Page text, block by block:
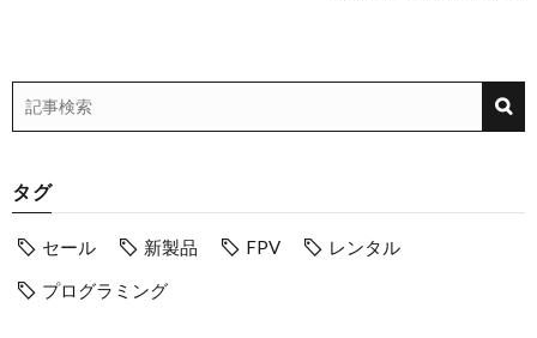
タグ
セール 新製品 FPV
レンタル
プログラミング